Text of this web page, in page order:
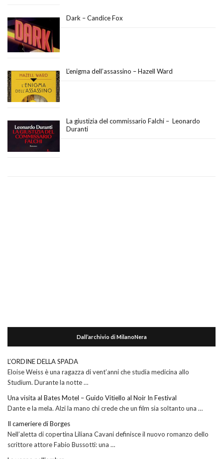
Dark – Candice Fox
L’enigma dell’assassino – Hazell Ward
La giustizia del commissario Falchi – Leonardo
Duranti
Dall’archivio di MilanoNera
L’ORDINE DELLA SPADA
Eloise Weiss è una ragazza di vent’anni che studia medicina allo
Studium. Durante la notte …
Una visita al Bates Motel – Guido Vitiello al Noir In Festival
Dante e la mela. Alzi la mano chi crede che un film sia soltanto una …
Il cameriere di Borges
Nell’aletta di copertina Liliana Cavani definisce il nuovo romanzo dello
scrittore attore Fabio Bussotti: una …